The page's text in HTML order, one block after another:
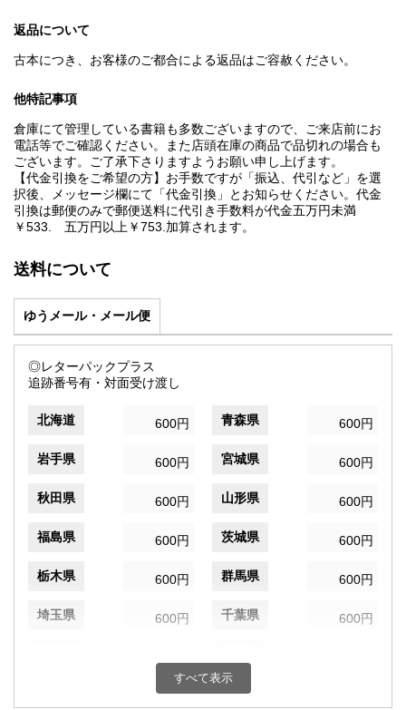
返品について
古本につき、お客様のご都合による返品はご容赦ください。
他特記事項
倉庫にて管理している書籍も多数ございますので、ご来店前にお
電話等でご確認ください。また店頭在庫の商品で品切れの場合も
ございます。ご了承下さりますようお願い申し上げます。
【代金引換をご希望の方】お手数ですが「振込、代引など」を選
択後、メッセージ欄にて「代金引換」とお知らせください。代金
引換は郵便のみで郵便送料に代引き手数料が代金五万円未満
￥533. 五万円以上￥753.加算されます。
送料について
ゆうメール・メール便
◎レターパックプラス
追跡番号有・対面受け渡し
北海道 600円 青森県 600円
岩手県 600円 宮城県 600円
秋田県 600円 山形県 600円
福島県 600円 茨城県 600円
栃木県 600円 群馬県 600円
埼玉県 600円 千葉県 600円
600円 富山県
すべて表示